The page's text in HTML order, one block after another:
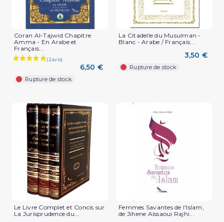
Coran Al-Tajwid Chapitre
Amma - En Arabe et
Français...
6,50 €
Rupture de stock
La Citadelle du Musulman -
Blanc - Arabe / Français...
3,50 €
Rupture de stock
Le Livre Complet et Concis sur
La Jurisprudence du...
Femmes Savantes de l'Islam,
de Jihene Aissaoui Rajhi...